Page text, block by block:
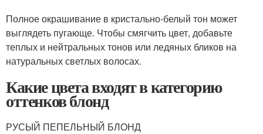
Полное окрашивание в кристально-белый тон может
выглядеть пугающе. Чтобы смягчить цвет, добавьте
теплых и нейтральных тонов или ледяных бликов на
натуральных светлых волосах.
Какие цвета входят в категорию
оттенков блонд
РУСЫЙ ПЕПЕЛЬНЫЙ БЛОНД